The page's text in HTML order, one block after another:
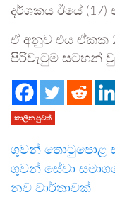
දර්ශකය ඊයේ
ඒ අනුව එය ඒකක
පිරිවැටුම සටහන්
කාලීන පුවත්
ගුවන් තොටුපොළ
ගුවන් සේවා
නව වාර්තාවක්